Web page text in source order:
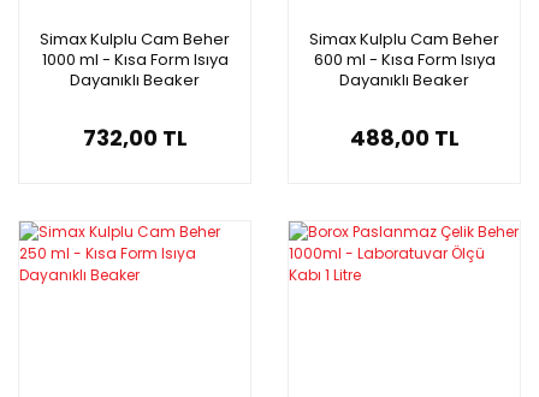
Simax Kulplu Cam Beher
1000 ml - Kısa Form Isıya
Dayanıklı Beaker
732,00 TL
Simax Kulplu Cam Beher
600 ml - Kısa Form Isıya
Dayanıklı Beaker
488,00 TL